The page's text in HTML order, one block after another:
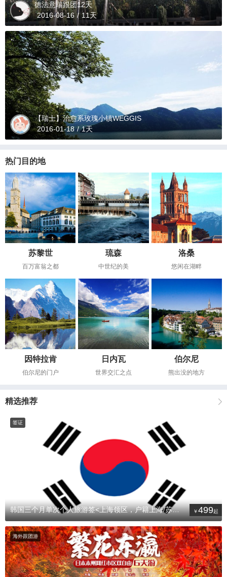
德法意瑞跟团12天
2016-08-16 / 11天
【瑞士】治愈系玫瑰小镇WEGGIS
2016-01-18 / 1天
热门目的地
苏黎世
百万富翁之都
琉森
中世纪的美
洛桑
悠闲在湖畔
因特拉肯
伯尔尼的门户
日内瓦
世界交汇之点
伯尔尼
熊出没的地方
精选推荐
签证
韩国三个月单次个人旅游签<上海领区，户籍上海/苏州/南京/杭州/宁
499
海外跟团游